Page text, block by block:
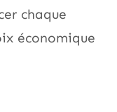
chaque
économique